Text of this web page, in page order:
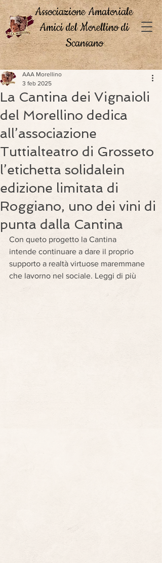
Associazione Amatoriale
Amici del Morellino di
Scansano
La Cantina dei Vignaioli
del Morellino dedica
all’associazione
Tuttialteatro di Grosseto
l’etichetta solidalein
edizione limitata di
Roggiano, uno dei vini di
punta dalla Cantina
AAA Morellino
3 feb 2025
Con queto progetto la Cantina
intende continuare a dare il proprio
supporto a realtà virtuose maremmane
che lavorno nel sociale. Leggi di più